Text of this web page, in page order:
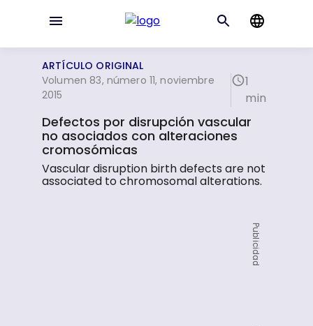
ARTÍCULO ORIGINAL
Volumen 83, número 11, noviembre
2015
1
min
Defectos por disrupción vascular
no asociados con alteraciones
cromosómicas
Vascular disruption birth defects are not
associated to chromosomal alterations.
Publicidad